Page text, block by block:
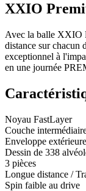
XXIO
Avec la balle XXIO
distance sur chacun
exceptionnel à
en une journée
Noyau FastLayer
Couche
Enveloppe
Dessin de 338
3 pièces
Longue distance /
Spin faible au drive